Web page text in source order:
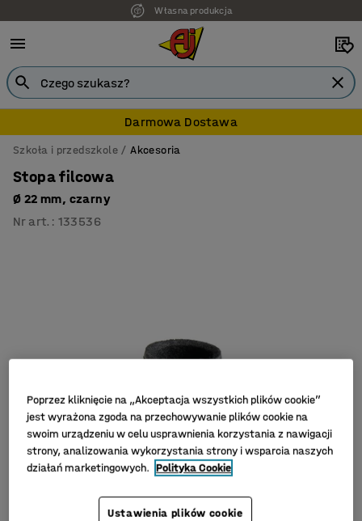
Własna produkcja
Darmowa Dostawa
Szkoła i przedszkole Akcesoria
Stopa filcowa
Ø 22 mm, czarny
Nr art. : 133536
Poprzez kliknięcie na „Akceptacja wszystkich plików cookie”
jest wyrażona zgoda na przechowywanie plików cookie na
swoim urządzeniu w celu usprawnienia korzystania z nawigacji
strony, analizowania wykorzystania strony i wsparcia naszych
działań marketingowych. Polityka Cookie
Ustawienia plików cookie